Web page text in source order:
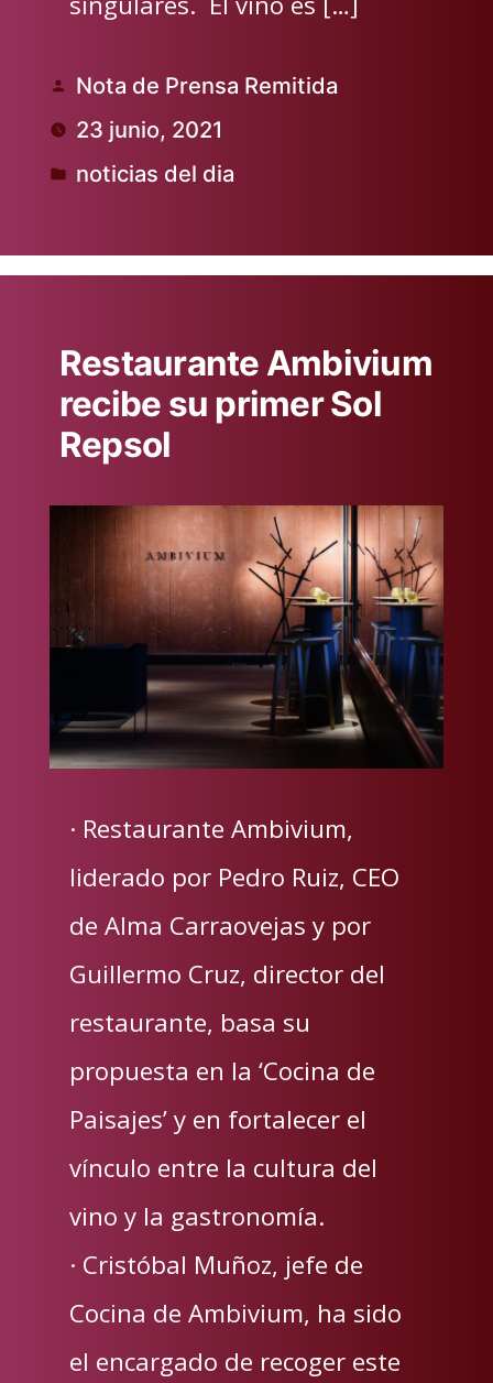
Publicado
por
Nota de Prensa Remitida
23 junio, 2021
Publicado
noticias del dia
Restaurante Ambivium
recibe su primer Sol
Repsol
· Restaurante Ambivium,
liderado por Pedro Ruiz, CEO
de Alma Carraovejas y por
Guillermo Cruz, director del
restaurante, basa su
propuesta en la ‘Cocina de
Paisajes’ y en fortalecer el
vínculo entre la cultura del
vino y la gastronomía.
· Cristóbal Muñoz, jefe de
Cocina de Ambivium, ha sido
el encargado de recoger este